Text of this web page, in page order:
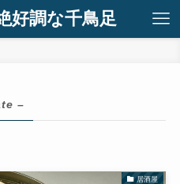
好調な千鳥足
–
居酒屋